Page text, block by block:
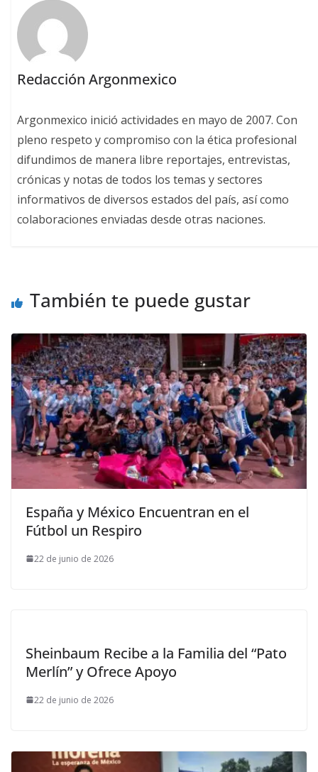
Redacción Argonmexico
Argonmexico inició actividades en mayo de 2007. Con
pleno respeto y compromiso con la ética profesional
difundimos de manera libre reportajes, entrevistas,
crónicas y notas de todos los temas y sectores
informativos de diversos estados del país, así como
colaboraciones enviadas desde otras naciones.
También te puede gustar
España y México Encuentran en el
Fútbol un Respiro
22 de junio de 2026
Sheinbaum Recibe a la Familia del “Pato
Merlín” y Ofrece Apoyo
22 de junio de 2026